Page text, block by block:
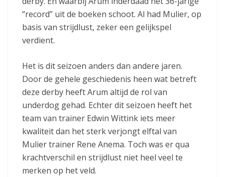
“record” uit de boeken schoot. Al had Mulier, op
basis van strijdlust, zeker een gelijkspel
verdient.
Het is dit seizoen anders dan andere jaren.
Door de gehele geschiedenis heen wat betreft
deze derby heeft Arum altijd de rol van
underdog gehad. Echter dit seizoen heeft het
team van trainer Edwin Wittink iets meer
kwaliteit dan het sterk verjongt elftal van
Mulier trainer Rene Anema. Toch was er qua
krachtverschil en strijdlust niet heel veel te
merken op het veld.